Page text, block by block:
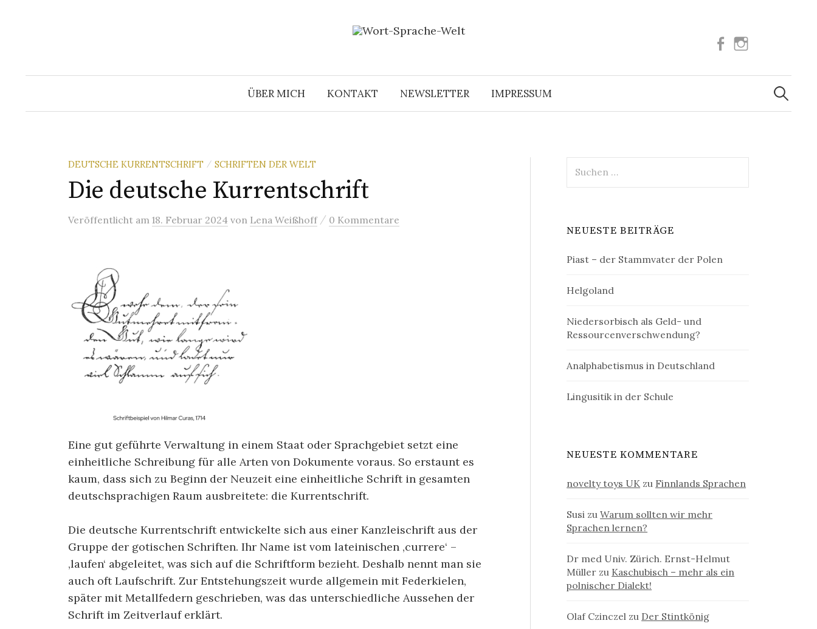
Facebook
ÜBER MICH KONTAKT NEWSLETTER IMPRESSUM
Suchen
nach:
DEUTSCHE KURRENTSCHRIFT / SCHRIFTEN DER WELT
Die deutsche Kurrentschrift
Veröffentlicht am 18. Februar 2024 von Lena Weißhoff / 0 Kommentare
Eine gut geführte Verwaltung in einem Staat oder Sprachgebiet setzt eine
einheitliche Schreibung für alle Arten von Dokumente voraus. So erstaunt es
kaum, dass sich zu Beginn der Neuzeit eine einheitliche Schrift in gesamten
deutschsprachigen Raum ausbreitete: die Kurrentschrift.
Die deutsche Kurrentschrift entwickelte sich aus einer Kanzleischrift aus der
Gruppe der gotischen Schriften. Ihr Name ist vom lateinischen ‚currere‘ –
‚laufen‘ abgeleitet, was sich auf die Schriftform bezieht. Deshalb nennt man sie
auch oft Laufschrift. Zur Entstehungszeit wurde allgemein mit Federkielen,
später mit Metallfedern geschrieben, was das unterschiedliche Aussehen der
Schrift im Zeitverlauf erklärt.
nach:
NEUESTE BEITRÄGE
Piast – der Stammvater der Polen
Helgoland
Niedersorbisch als Geld- und
Ressourcenverschwendung?
Analphabetismus in Deutschland
Lingusitik in der Schule
NEUESTE KOMMENTARE
novelty toys UK zu Finnlands Sprachen
Susi zuWarum sollten wir mehr
Sprachen lernen?
Dr med Univ. Zürich. Ernst-Helmut
Müller zu Kaschubisch – mehr als ein
polnischer Dialekt!
Olaf Czinczel zu Der Stintkönig